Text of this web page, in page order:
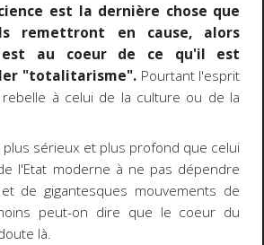
est la dernière chose que
remettront en cause, alors
est au coeur de ce qu'il est
"totalitarisme". Pourtant l'esprit
à celui de la culture ou de la
plus sérieux et plus profond que celui
l'Etat moderne à ne pas dépendre
de gigantesques mouvements de
peut-on dire que le coeur du
là.